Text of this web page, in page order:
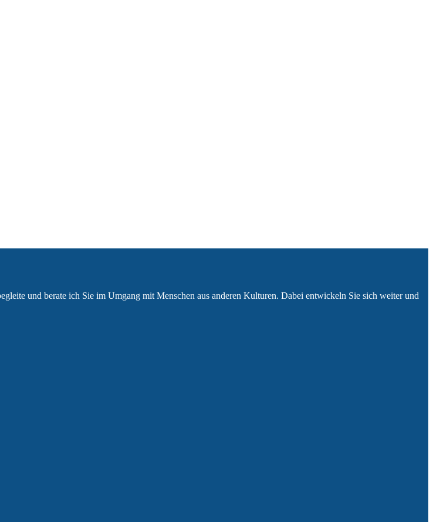
und berate ich Sie im Umgang mit Menschen aus anderen Kulturen. Dabei entwickeln Sie sich weiter und